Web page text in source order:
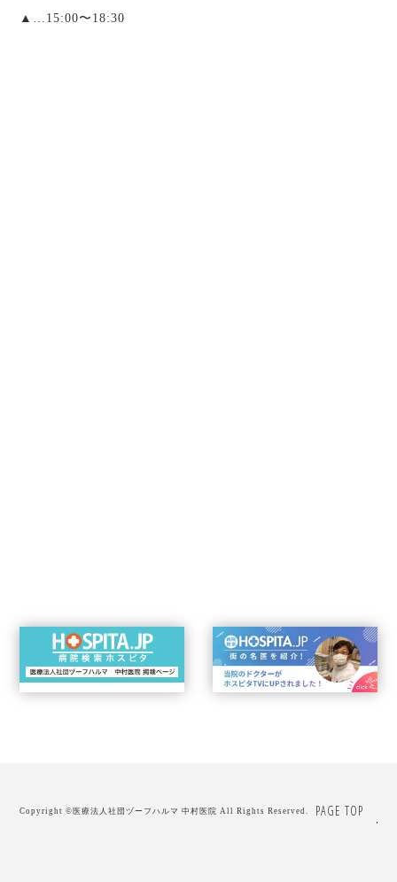
▲ …15:00〜18:30
PAGE TOP
Copyright © 医療法人社団ヅーフハルマ 中村医院 All Rights Reserved.